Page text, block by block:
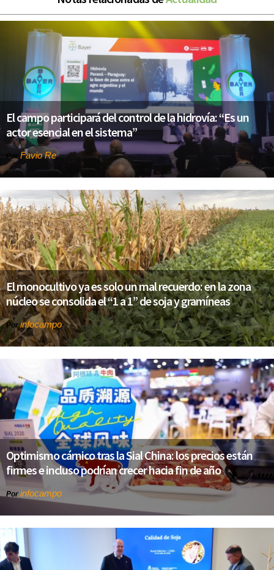
El campo participará del control de la hidrovía: “Es un
actor esencial en el sistema”
Por Favio Re
El monocultivo ya es solo un mal recuerdo: en la zona
núcleo se consolida el “1 a 1” de soja y gramíneas
Porinfocampo
Optimismo cárnico tras la Sial China: los precios están
firmes e incluso podrían crecer hacia fin de año
Por infocampo